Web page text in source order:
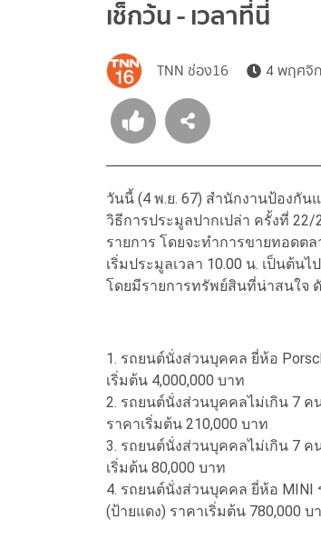
เช็กว้น - เวลาที่นี่
TNN ช่อง16 4 พฤศจิ
วันนี้ (4 พ.ย. 67) สำนักงานป้องกั
วิธีการประมูลปากเปล่า ครั้งที่
รายการ โดยจะทำการขายทอดต
เริ่มประมูลเวลา 10.00 น. เป็นต้นไป
โดยมีรายการทรัพย์สินที่น่าสนใจ
1. รถยนต์นั่งส่วนบุคคล ยี่ห้อ
เริ่มต้น 4,000,000 บาท
2. รถยนต์นั่งส่วนบุคคลไม่เกิน 7 ค
ราคาเริ่มต้น 210,000 บาท
3. รถยนต์นั่งส่วนบุคคลไม่เกิน 7 ค
เริ่มต้น 80,000 บาท
4. รถยนต์นั่งส่วนบุคคล ยี่ห้อ MINI
(ป้ายแดง) ราคาเริ่มต้น 780,000 บ